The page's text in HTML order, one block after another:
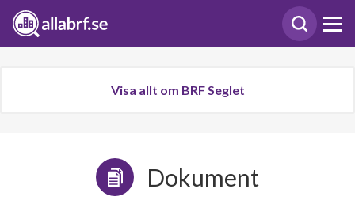
Visa allt om BRF Seglet
Dokument